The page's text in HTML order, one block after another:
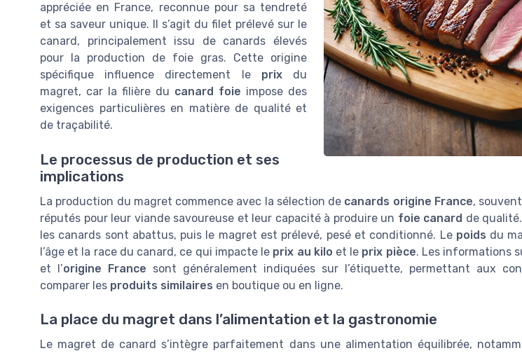
appréciée en France, reconnue pour sa tendreté
et sa saveur unique. Il s’agit du filet prélevé sur le
canard, principalement issu de canards élevés
pour la production de foie gras. Cette origine
spécifique influence directement le prixdu
magret, car la filière du canard foie impose des
exigences particulières en matière de qualité et
de traçabilité.
Le processus de production et ses
implications
La production du magret commence avec la sélection de canards origine France,
réputés pour leur viande savoureuse et leur capacité à produire un foie canard de
les canards sont abattus, puis le magret est prélevé, pesé et conditionné. Le poids du
l’âge et la race du canard, ce qui impacte le prix au kilo et le prix pièce. Les informations
et l’origine France sont généralement indiquées sur l’étiquette, permettant aux
comparer les produits similaires en boutique ou en ligne.
La place du magret dans l’alimentation et la gastronomie
Le magret de canard s’intègre parfaitement dans une alimentation équilibrée,